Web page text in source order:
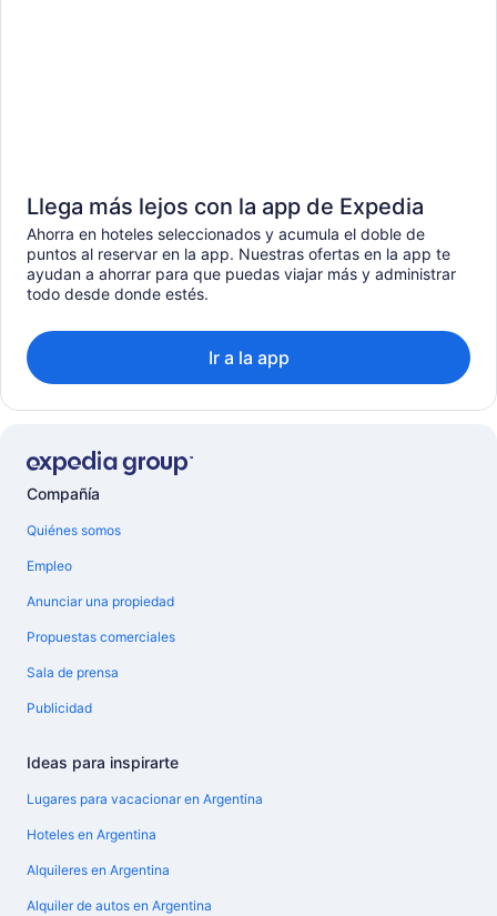
Llega más lejos con la app de Expedia
Ahorra en hoteles seleccionados y acumula el doble de
puntos al reservar en la app. Nuestras ofertas en la app te
ayudan a ahorrar para que puedas viajar más y administrar
todo desde donde estés.
Ir a la app
Compañía
Quiénes somos
Empleo
Anunciar una propiedad
Propuestas comerciales
Sala de prensa
Publicidad
Ideas para inspirarte
Lugares para vacacionar en Argentina
Hoteles en Argentina
Alquileres en Argentina
Alquiler de autos en Argentina